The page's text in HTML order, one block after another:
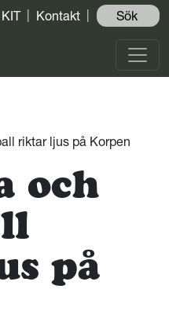
KIT Kontakt Sök ️
riktar ljus på Korpen
och
på